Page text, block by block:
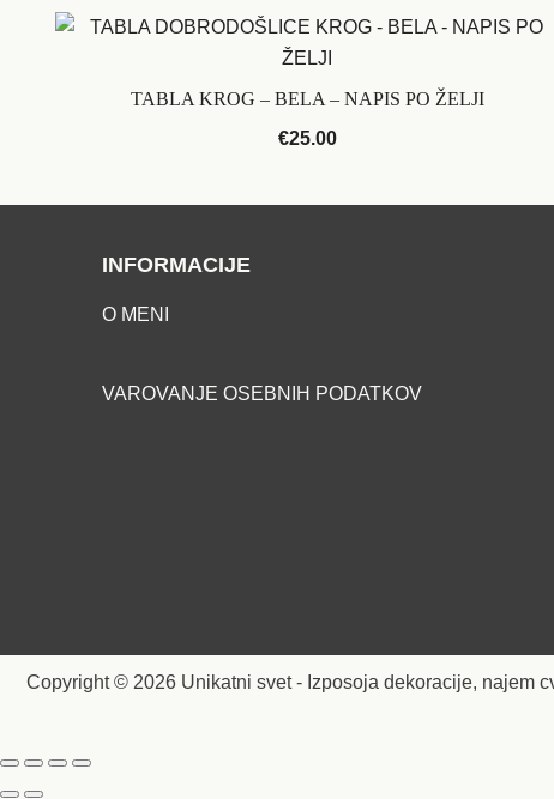
TABLA KROG – BELA – NAPIS PO ŽELJI
€25.00
INFORMACIJE
O MENI
VAROVANJE OSEBNIH PODATKOV
Copyright © 2026 Unikatni svet - Izposoja dekoracije, najem